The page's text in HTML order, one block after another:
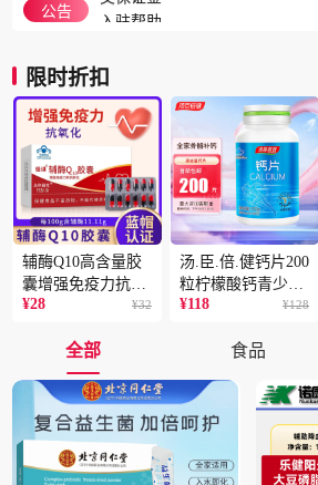
公告
入驻帮助
积分兑换说明
如何搜索
限时折扣
辅酶Q10高含量胶
囊增强免疫力抗氧
化蓝帽保健食品批
¥28 ¥32
汤.臣.倍.健钙片200
粒柠檬酸钙青少年
成人补钙骨骼健康
¥118 ¥128
全部 食品